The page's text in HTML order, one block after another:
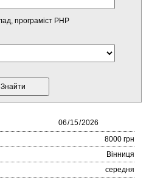
програміст PHP
8000 грн
Вінниця
середня